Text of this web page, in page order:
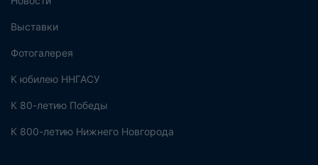
Выставки
Фотогалерея
К юбилею ННГАСУ
К 80-летию Победы
К 800-летию Нижнего Новгорода